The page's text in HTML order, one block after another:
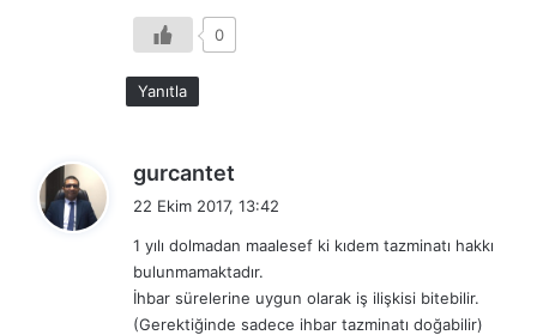
i
0
Yanıtla
gurcantet
i
k
i
22 Ekim 2017, 13:42
1 yılı dolmadan maalesef ki kıdem tazminatı hakkı
bulunmamaktadır.
İhbar sürelerine uygun olarak iş ilişkisi bitebilir.
(Gerektiğinde sadece ihbar tazminatı doğabilir)